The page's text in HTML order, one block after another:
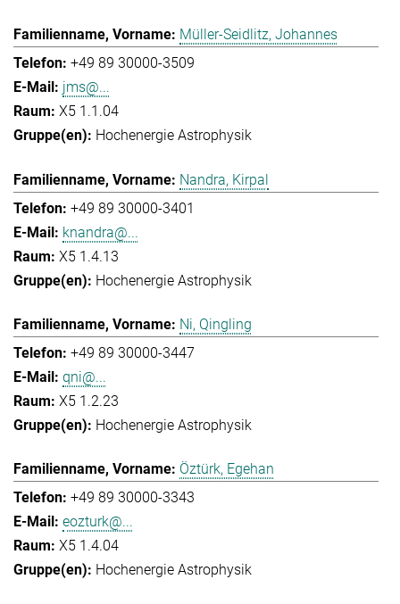
Müller-Seidlitz, Johannes
+49 89 30000-3509
jms@...
X5 1.1.04
Hochenergie Astrophysik
Nandra, Kirpal
+49 89 30000-3401
knandra@...
X5 1.4.13
Hochenergie Astrophysik
Ni, Qingling
+49 89 30000-3447
qni@...
X5 1.2.23
Hochenergie Astrophysik
Öztürk, Egehan
+49 89 30000-3343
eozturk@...
X5 1.4.04
Hochenergie Astrophysik